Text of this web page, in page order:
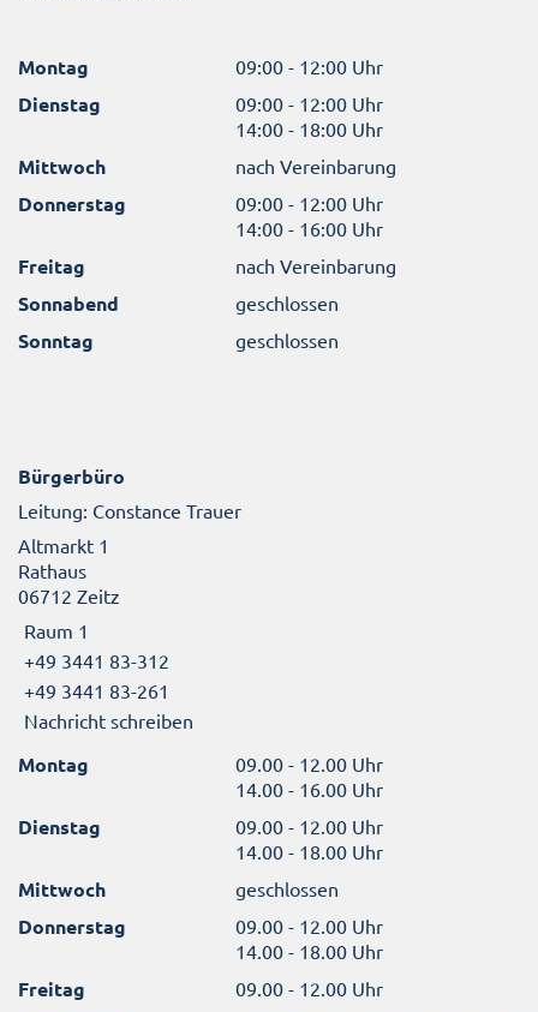
Montag 09:00 - 12:00 Uhr
Dienstag
09:00 - 12:00 Uhr
14:00 - 18:00 Uhr
Mittwoch nach Vereinbarung
Donnerstag
09:00 - 12:00 Uhr
14:00 - 16:00 Uhr
Freitag nach Vereinbarung
Sonnabend geschlossen
Sonntag geschlossen
Bürgerbüro
Leitung: Constance Trauer
Altmarkt 1
Rathaus
06712 Zeitz
Raum 1
+49 3441 83-312
+49 3441 83-261
Nachricht schreiben
Montag
09.00 - 12.00 Uhr
14.00 - 16.00 Uhr
Dienstag
09.00 - 12.00 Uhr
14.00 - 18.00 Uhr
Mittwoch geschlossen
Donnerstag
09.00 - 12.00 Uhr
14.00 - 18.00 Uhr
Freitag 09.00 - 12.00 Uhr